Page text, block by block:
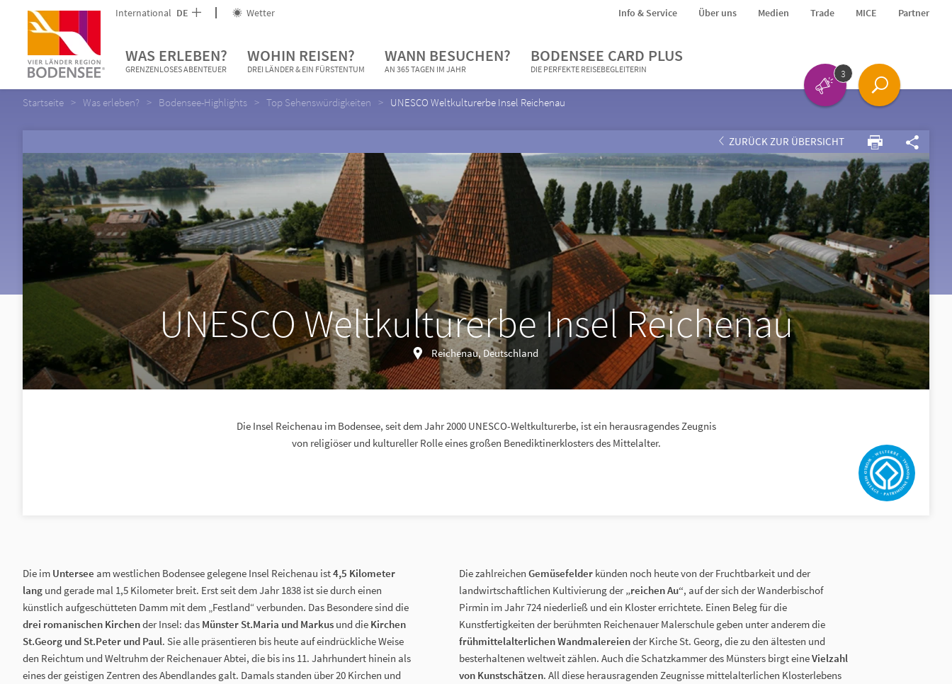
International DE Wetter Info & Service Über uns Medien Trade MICE Partner
WAS ERLEBEN?
GRENZENLOSES ABENTEUER
WOHIN REISEN?
DREI LÄNDER & EIN FÜRSTENTUM
WANN BESUCHEN?
AN 365 TAGEN IM JAHR
BODENSEE CARD PLUS
DIE PERFEKTE REISEBEGLEITERIN 3
Startseite Was erleben? Bodensee-Highlights Top Sehenswürdigkeiten UNESCO Weltkulturerbe Insel Reichenau
ZURÜCK ZUR ÜBERSICHT
UNESCO Weltkulturerbe Insel Reichenau
Reichenau, Deutschland
Die Insel Reichenau im Bodensee, seit dem Jahr 2000 UNESCO-Weltkulturerbe, ist ein herausragendes Zeugnis
von religiöser und kultureller Rolle eines großen Benediktinerklosters des Mittelalter.
Die im Untersee am westlichen Bodensee gelegene Insel Reichenau ist4,5 Kilometer
lang und gerade mal 1,5 Kilometer breit. Erst seit dem Jahr 1838 ist sie durch einen
künstlich aufgeschütteten Damm mit dem „Festland“ verbunden. Das Besondere sind die
drei romanischen Kirchender Insel: das Münster St.Maria und Markus und die Kirchen
St.Georg und St.Peter und Paul. Sie alle präsentieren bis heute auf eindrückliche Weise
den Reichtum und Weltruhm der Reichenauer Abtei, die bis ins 11. Jahrhundert hinein als
eines der geistigen Zentren des Abendlandes galt. Damals standen über 20 Kirchen und
Die zahlreichen Gemüsefelderkünden noch heute von der Fruchtbarkeit und der
landwirtschaftlichen Kultivierung der„reichen Au“, auf der sich der Wanderbischof
Pirmin im Jahr 724 niederließ und ein Kloster errichtete. Einen Beleg für die
Kunstfertigkeiten der berühmten Reichenauer Malerschule geben unter anderem die
frühmittelalterlichen Wandmalereiender Kirche St. Georg, die zu den ältesten und
besterhaltenen weltweit zählen. Auch die Schatzkammer des Münsters birgt eineVielzahl
von Kunstschätzen. All diese herausragenden Zeugnisse mittelalterlichen Klosterlebens